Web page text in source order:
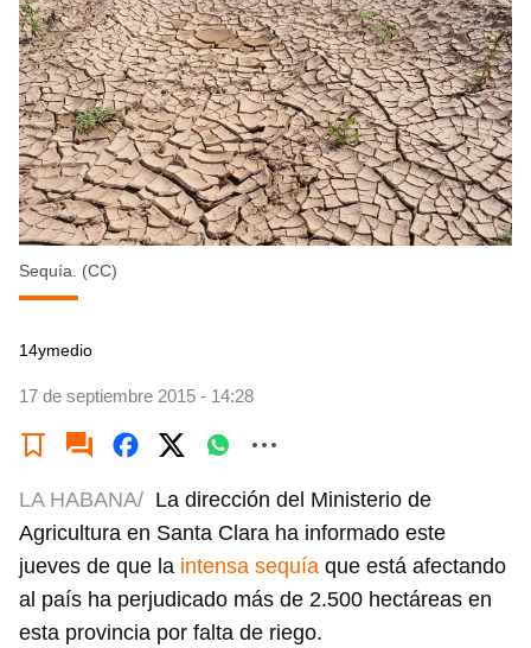
Sequía. (CC)
14ymedio
17 de septiembre 2015 - 14:28
LA HABANA/ La dirección del Ministerio de
Agricultura en Santa Clara ha informado este
jueves de que la intensa sequía que está afectando
al país ha perjudicado más de 2.500 hectáreas en
esta provincia por falta de riego.